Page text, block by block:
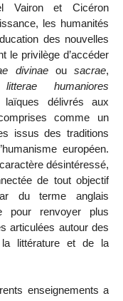
Vairon et Cicéron
les humanités
des nouvelles
le privilège d’accéder
divinaeou sacrae,
litterae humaniores
laïques délivrés aux
comme un
issus des traditions
européen.
désintéressé,
de tout objectif
du terme anglais
pour renvoyer plus
articulées autour des
littérature et de la
enseignements a